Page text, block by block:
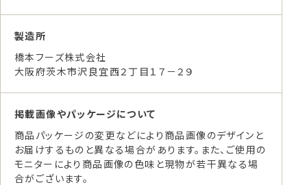
製造所
橋本フーズ株式会社
大阪府茨木市沢良宜西２丁目１７－２９
掲載画像やパッケージについて
商品パッケージの変更などにより商品画像のデザインと
お届けするものと異なる場合があります。また、ご使用の
モニターにより商品画像の色味と現物が若干異なる場
合がございます。